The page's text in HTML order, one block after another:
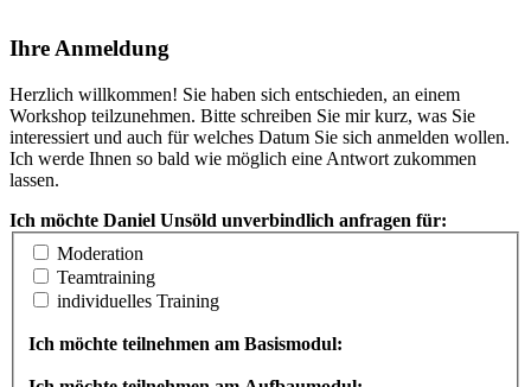
Ihre Anmeldung
Herzlich willkommen! Sie haben sich entschieden, an einem
Workshop teilzunehmen. Bitte schreiben Sie mir kurz, was Sie
interessiert und auch für welches Datum Sie sich anmelden wollen.
Ich werde Ihnen so bald wie möglich eine Antwort zukommen
lassen.
Ich möchte Daniel Unsöld unverbindlich anfragen für:
Moderation
Teamtraining
individuelles Training
Ich möchte teilnehmen am Basismodul: